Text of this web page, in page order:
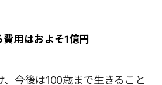
用はおよそ1億円
今後は100歳まで生きること